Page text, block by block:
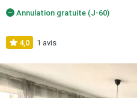
Annulation gratuite (J-60)
4,0 1 avis